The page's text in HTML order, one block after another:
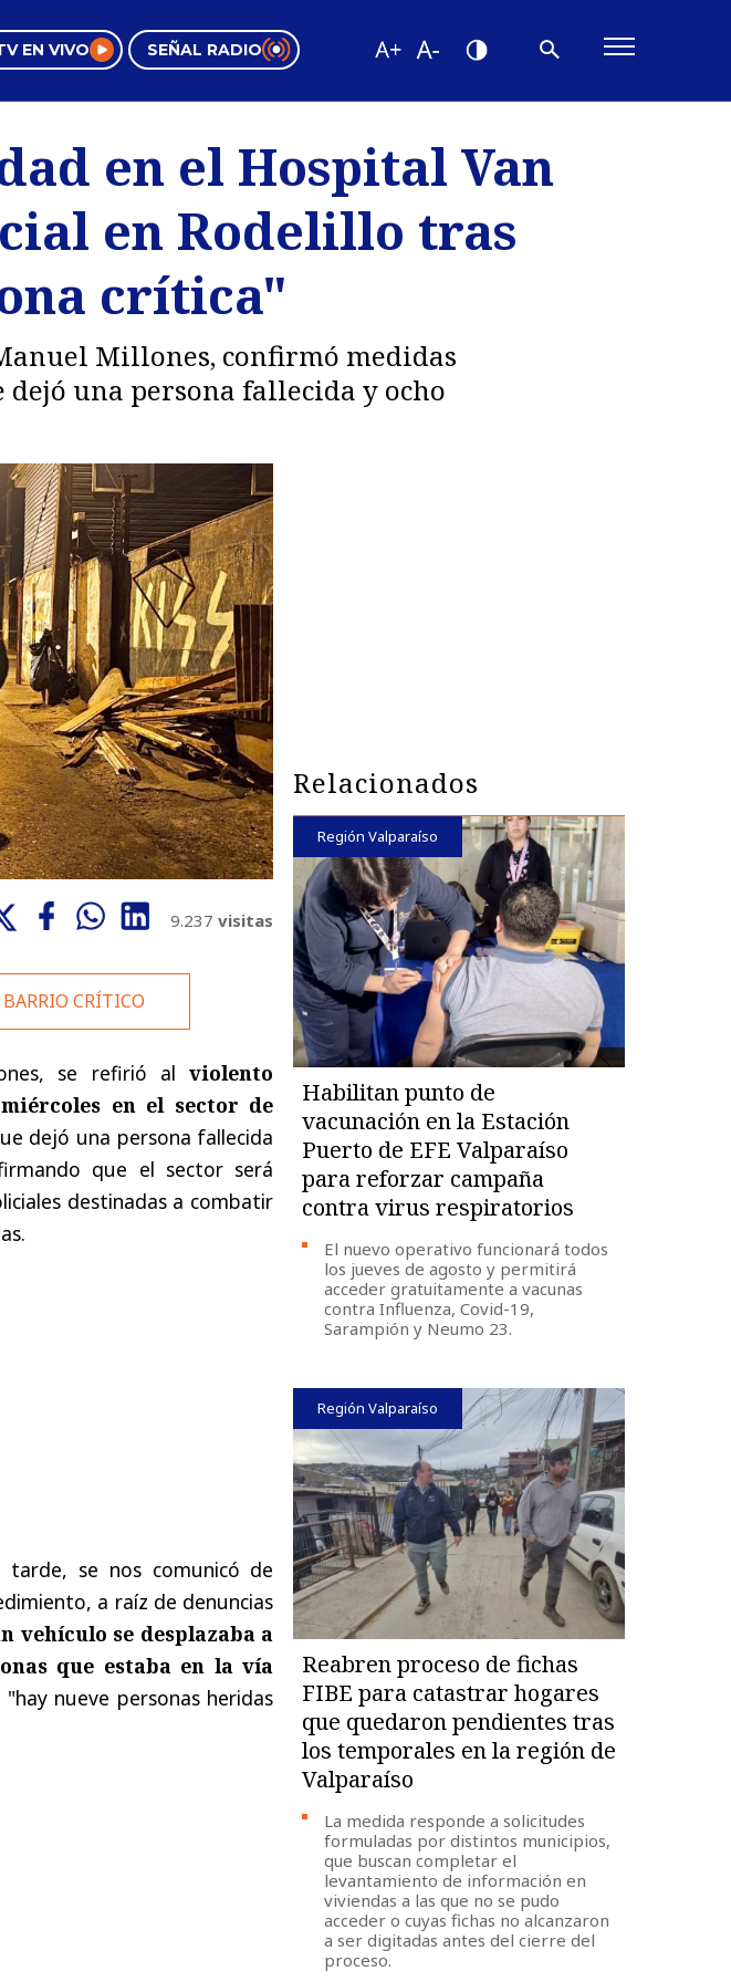
EN VIVO SEÑAL RADIO
Tendencias
Videos
en el Hospital Van
en Rodelillo tras
crítica"
Millones, confirmó medidas
una persona fallecida y ocho
9.237 visitas
CRÍTICO
se refirió alviolento
en el sector de
dejó una persona fallecida
que el sector será
destinadas a combatir
tarde, se nos comunicó de
a raíz de denuncias
vehículo se desplazaba a
que estaba en la vía
nueve personas heridas
Relacionados
Región Valparaíso
Habilitan punto de
vacunación en la Estación
Puerto de EFE Valparaíso
para reforzar campaña
contra virus respiratorios
El nuevo operativo funcionará todos
los jueves de agosto y permitirá
acceder gratuitamente a vacunas
contra Influenza, Covid-19,
Sarampión y Neumo 23.
Región Valparaíso
Reabren proceso de fichas
FIBE para catastrar hogares
que quedaron pendientes tras
los temporales en la región de
Valparaíso
La medida responde a solicitudes
formuladas por distintos municipios,
que buscan completar el
levantamiento de información en
viviendas a las que no se pudo
acceder o cuyas fichas no alcanzaron
a ser digitadas antes del cierre del
proceso.